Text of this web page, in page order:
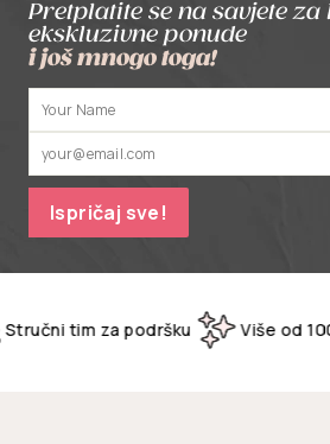
Pretplatite se na savjete za
ekskluzivne ponude
i još mnogo toga!
e-
poštu
Ispričaj sve!
tim za podršku Više od 1000